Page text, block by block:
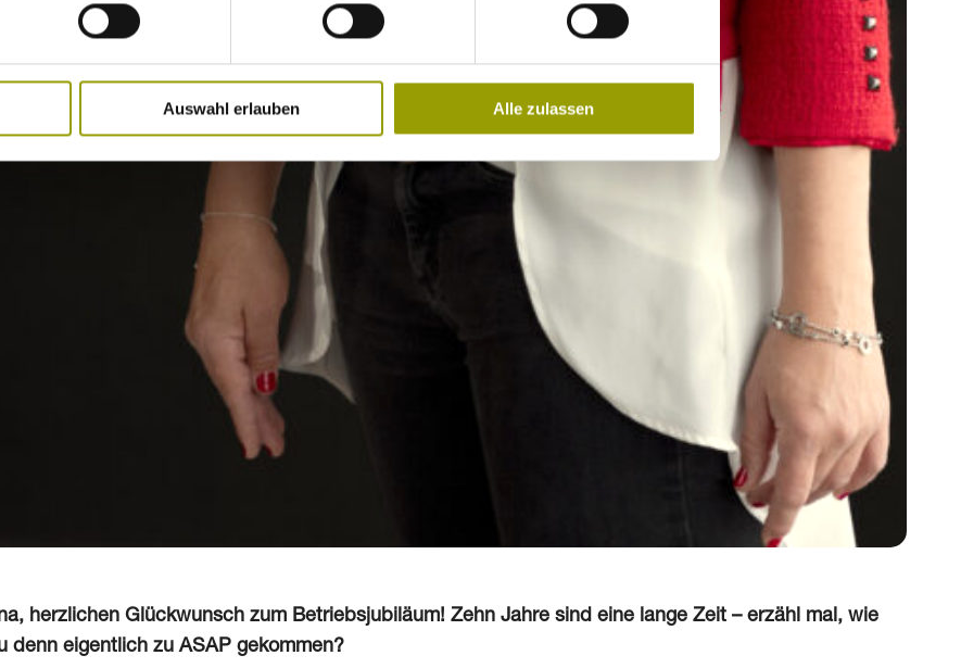
Auswahl erlauben Alle zulassen
herzlichen Glückwunsch zum Betriebsjubiläum! Zehn Jahre sind eine lange Zeit – erzähl mal, wie
denn eigentlich zu ASAP gekommen?